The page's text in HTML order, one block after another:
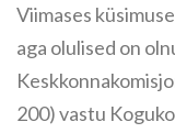
Viimases
aga olulised on
200) vastu